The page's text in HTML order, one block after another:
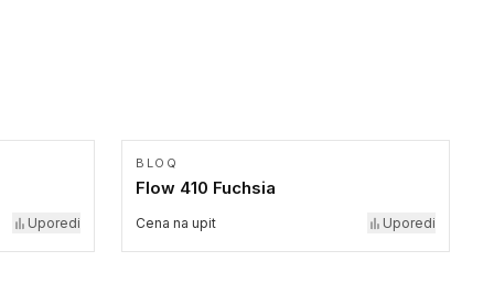
Uporedi
BLOQ
Flow 410 Fuchsia
Cena na upit Uporedi